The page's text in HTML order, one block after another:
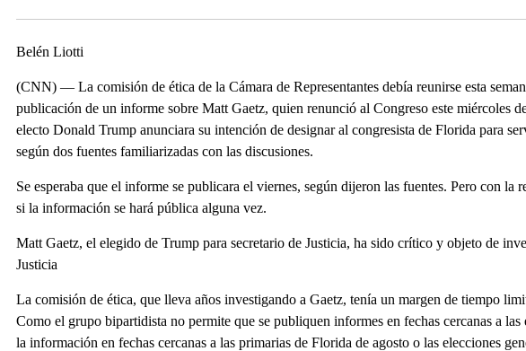
Belén Liotti
(CNN) –– La comisión de ética de la Cámara de Representantes debía reunirse esta
publicación de un informe sobre Matt Gaetz, quien renunció al Congreso este miércoles
electo Donald Trump anunciara su intención de designar al congresista de Florida para
según dos fuentes familiarizadas con las discusiones.
Se esperaba que el informe se publicara el viernes, según dijeron las fuentes. Pero con la
si la información se hará pública alguna vez.
Matt Gaetz, el elegido de Trump para secretario de Justicia, ha sido crítico y objeto de
Justicia
La comisión de ética, que lleva años investigando a Gaetz, tenía un margen de tiempo
Como el grupo bipartidista no permite que se publiquen informes en fechas cercanas a
la información en fechas cercanas a las primarias de Florida de agosto o las elecciones